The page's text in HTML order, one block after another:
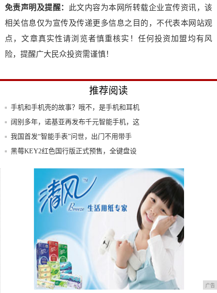
免责声明及提醒：
此文内容为本网所转载企业宣传资讯，该
相关信息仅为宣传及传递更多信息之目的，不代表本网站观
点，文章真实性请浏览者慎重核实！任何投资加盟均有风
险，提醒广大民众投资需谨慎！
推荐阅读
手机和手机壳的故事？哦不，是手机和耳机
的故事
阔别多年，诺基亚再发布千元智能手机，这
是王者
我国首发“智能手表”问世，出门不用带手
机，商
黑莓KEY2红色国行版正式预售，全键盘设
你入手了吗？2018年最值得购买的10款手机
广告